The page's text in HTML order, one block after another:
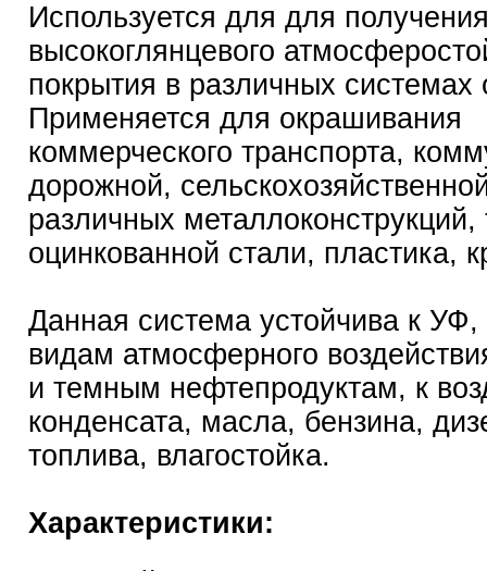
Используется для для
высокоглянцевого
покрытия в различных системах
Применяется для окрашивания
коммерческого транспорта,
дорожной,
различных металлоконструкций,
оцинкованной стали, пластика,
Данная система устойчива к УФ,
видам атмосферного
и темным нефтепродуктам, к
конденсата, масла, бензина,
топлива, влагостойка.
Характеристики: